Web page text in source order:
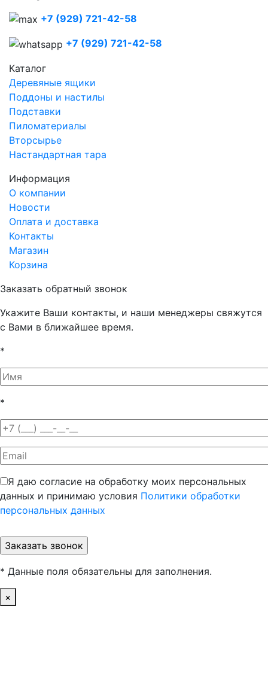
+7 (929) 721-42-58
+7 (929) 721-42-58
Каталог
Деревяные ящики
Поддоны и настилы
Подставки
Пиломатериалы
Вторсырье
Настандартная тара
Информация
О компании
Новости
Оплата и доставка
Контакты
Магазин
Корзина
Заказать обратный звонок
Укажите Ваши контакты, и наши менеджеры свяжутся
с Вами в ближайшее время.
*
*
Я даю согласие на обработку моих персональных
данных и принимаю условия Политики обработки
персональных данных
* Данные поля обязательны для заполнения.
×